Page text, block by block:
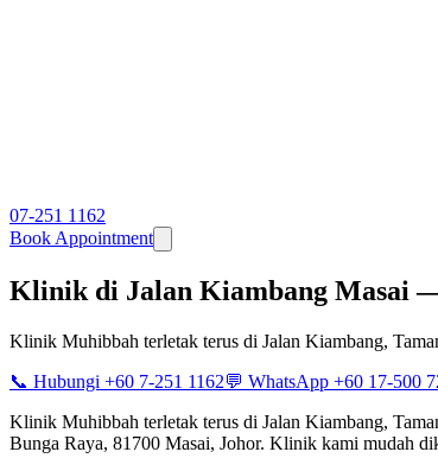
07-251 1162
Book Appointment
Klinik di Jalan Kiambang Masai
Klinik Muhibbah terletak terus di Jalan Kiambang,
📞 Hubungi +60 7-251 1162💬 WhatsApp +60 17-500
Klinik Muhibbah terletak terus di Jalan Kiambang,
Bunga Raya, 81700 Masai, Johor. Klinik kami mudah